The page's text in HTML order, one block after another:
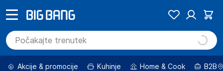
Akcije & promocije Kuhinje Home & Cook B2B